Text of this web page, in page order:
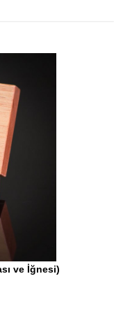
ve İğnesi)